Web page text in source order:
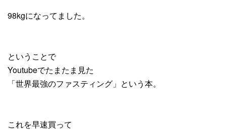
98kgになってました。
ということで
Youtubeでたまたま見た
「世界最強のファスティング」という本。
これを早速買って